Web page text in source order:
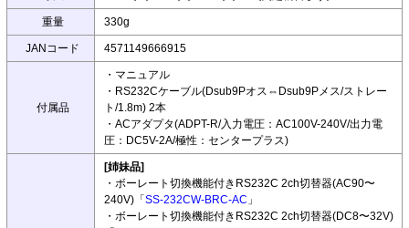
重量 330g
JANコード 4571149666915
付属品
・マニュアル
・RS232Cケーブル(Dsub9Pオス⇔Dsub9Pメス/ストレー
ト/1.8m) 2本
・ACアダプタ(ADPT-R/入力電圧：AC100V-240V/出力電
圧：DC5V-2A/極性：センタープラス)
[姉妹品]
・ボーレート切換機能付きRS232C 2ch切替器(AC90〜
240V)「 SS-232CW-BRC-AC 」
・ボーレート切換機能付きRS232C 2ch切替器(DC8〜32V)